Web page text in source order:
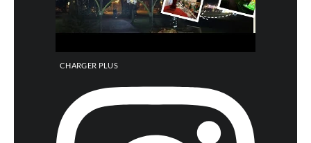
CHARGER PLUS